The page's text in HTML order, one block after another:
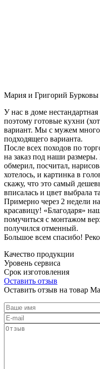
Мария и Григорий Бурковы
У нас в доме
поэтому готовые кухни
вариант. Мы с мужем
подходящего варианта.
После всех походов по
на заказ под наши
обмерил, посчитал,
хотелось, и картинка в
скажу, что это самый
вписалась и цвет выбрала
Примерно через 2 недели
красавицу! «Благодаря»
помучиться с монтажом
получился отменный.
Большое всем спасибо!
Качество продукции
Уровень сервиса
Срок изготовления
Оставить отзыв
Оставить отзыв на товар